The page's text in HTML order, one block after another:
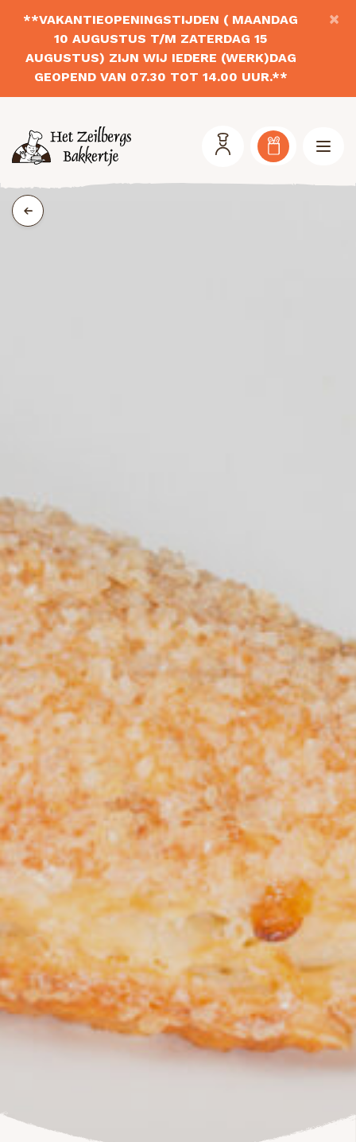
×
**VAKANTIEOPENINGSTIJDEN ( MAANDAG
10 AUGUSTUS T/M ZATERDAG 15
AUGUSTUS) ZIJN WIJ IEDERE (WERK)DAG
GEOPEND VAN 07.30 TOT 14.00 UUR.**